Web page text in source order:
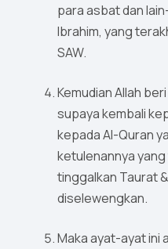
para asbat dan
Ibrahim, yang
SAW.
Kemudian Allah
supaya kembali
kepada Al-Quran
ketulenannya
tinggalkan Taurat
diselewengkan.
Maka ayat-ayat ini